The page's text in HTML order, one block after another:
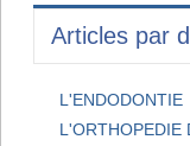
Articles par
L'ENDODONTIE
L'ORTHOPEDIE